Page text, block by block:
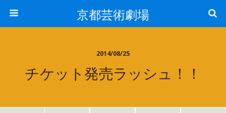
京都芸術劇場
2014/08/25
チケット発売ラッシュ！！